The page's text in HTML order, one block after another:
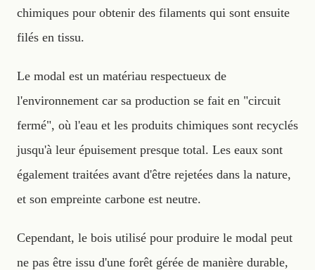
chimiques pour obtenir des filaments qui sont ensuite
filés en tissu.
Le modal est un matériau respectueux de
l'environnement car sa production se fait en "circuit
fermé", où l'eau et les produits chimiques sont recyclés
jusqu'à leur épuisement presque total. Les eaux sont
également traitées avant d'être rejetées dans la nature,
et son empreinte carbone est neutre.
Cependant, le bois utilisé pour produire le modal peut
ne pas être issu d'une forêt gérée de manière durable,